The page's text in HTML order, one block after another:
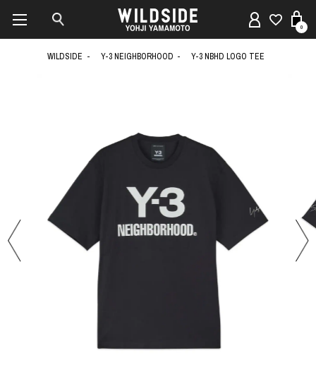
0
WILDSIDE Y-3 NEIGHBORHOOD Y-3 NBHD LOGO TEE